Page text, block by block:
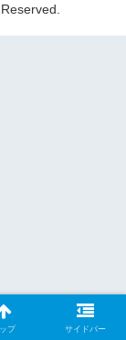
プ サイドバー